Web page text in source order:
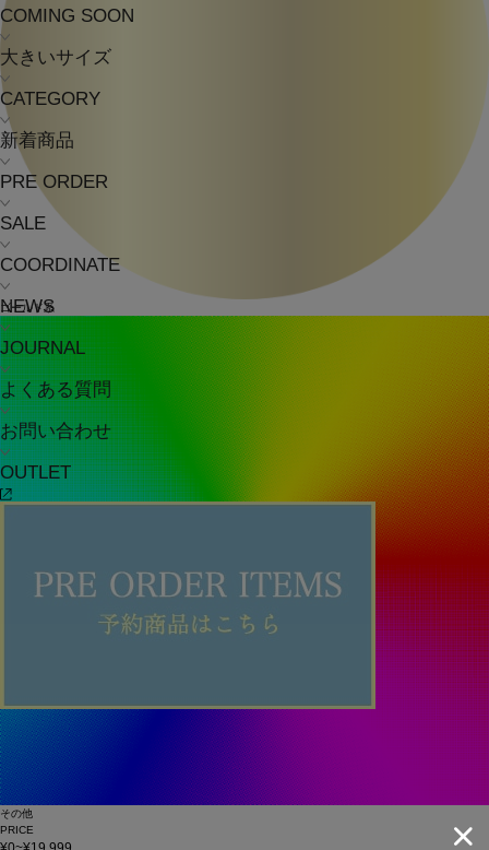
COMING SOON
大きいサイズ
CATEGORY
新着商品
PRE ORDER
SALE
COORDINATE
NEWS
JOURNAL
よくある質問
お問い合わせ
OUTLET
ゴールド系
その他
PRICE